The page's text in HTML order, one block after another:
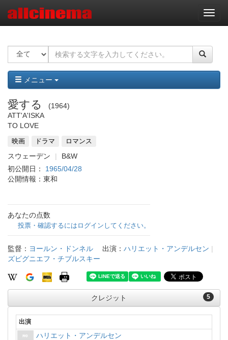
ナ
ビ
ー
ョ
ン
メニュー
愛する
1964
ATT'A'ISKA
TO LOVE
映画 ドラマ ロマンス
スウェーデン
B&W
初公開日： 1965/04/28
公開情報：東和
あなたの点数
投票・確認するにはログインしてください。
監督： ヨールン・ドンネル 出演： ハリエット・アンデルセン |
ズビグニエフ・チブルスキー
5
クレジット
出演
ハリエット・アンデルセン